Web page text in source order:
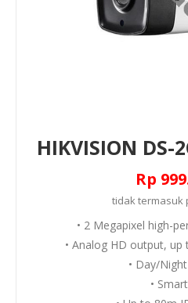
HIKVISION DS-
Rp
tidak termasuk
• 2 Megapixel high-
• Analog HD output,
• Day/
•